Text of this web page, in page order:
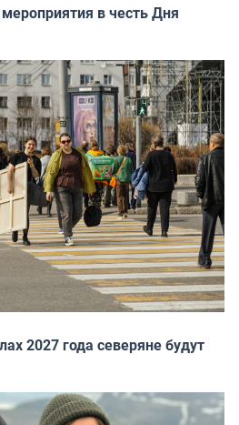
в честь Дня
2027 года северяне будут